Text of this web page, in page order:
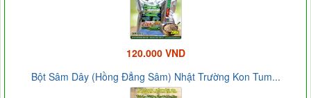
120.000 VND
Bột Sâm Dây (Hồng Đẳng Sâm) Nhật Trường Kon Tum...